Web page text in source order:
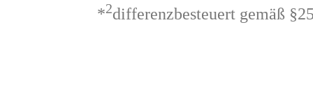
*2differenzbesteuert gemäß